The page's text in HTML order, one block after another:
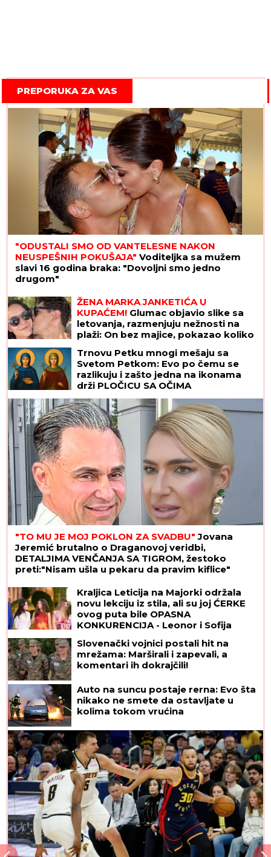
PREPORUKA ZA VAS
"ODUSTALI SMO OD VANTELESNE NAKON
NEUSPEŠNIH POKUŠAJA" Voditeljka sa mužem
slavi 16 godina braka: "Dovoljni smo jedno
drugom"
ŽENA MARKA JANKETIĆA U
KUPAĆEM! Glumac objavio slike sa
letovanja, razmenjuju nežnosti na
plaži: On bez majice, pokazao koliko
Trnovu Petku mnogi mešaju sa
Svetom Petkom: Evo po čemu se
razlikuju i zašto jedna na ikonama
drži PLOČICU SA OČIMA
"TO MU JE MOJ POKLON ZA SVADBU" Jovana
Jeremić brutalno o Draganovoj veridbi,
DETALJIMA VENČANJA SA TIGROM, žestoko
preti:"Nisam ušla u pekaru da pravim kiflice"
Kraljica Leticija na Majorki održala
novu lekciju iz stila, ali su joj ĆERKE
ovog puta bile OPASNA
KONKURENCIJA - Leonor i Sofija
Slovenački vojnici postali hit na
mrežama: Marširali i zapevali, a
komentari ih dokrajčili!
Auto na suncu postaje rerna: Evo šta
nikako ne smete da ostavljate u
kolima tokom vrućina